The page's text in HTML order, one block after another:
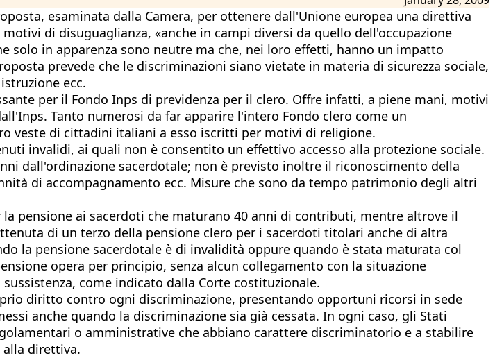
esaminata dalla Camera, per ottenere dall'Unione europea una direttiva
di disuguaglianza, «anche in campi diversi da quello dell'occupazione
solo in apparenza sono neutre ma che, nei loro effetti, hanno un impatto
prevede che le discriminazioni siano vietate in materia di sicurezza sociale,
ecc.
per il Fondo Inps di previdenza per il clero. Offre infatti, a piene mani, motivi
Tanto numerosi da far apparire l'intero Fondo clero come un
veste di cittadini italiani a esso iscritti per motivi di religione.
invalidi, ai quali non è consentito un effettivo accesso alla protezione sociale.
dall'ordinazione sacerdotale; non è previsto inoltre il riconoscimento della
di accompagnamento ecc. Misure che sono da tempo patrimonio degli altri
pensione ai sacerdoti che maturano 40 anni di contributi, mentre altrove il
di un terzo della pensione clero per i sacerdoti titolari anche di altra
la pensione sacerdotale è di invalidità oppure quando è stata maturata col
opera per principio, senza alcun collegamento con la situazione
come indicato dalla Corte costituzionale.
diritto contro ogni discriminazione, presentando opportuni ricorsi in sede
anche quando la discriminazione sia già cessata. In ogni caso, gli Stati
o amministrative che abbiano carattere discriminatorio e a stabilire
alla direttiva.